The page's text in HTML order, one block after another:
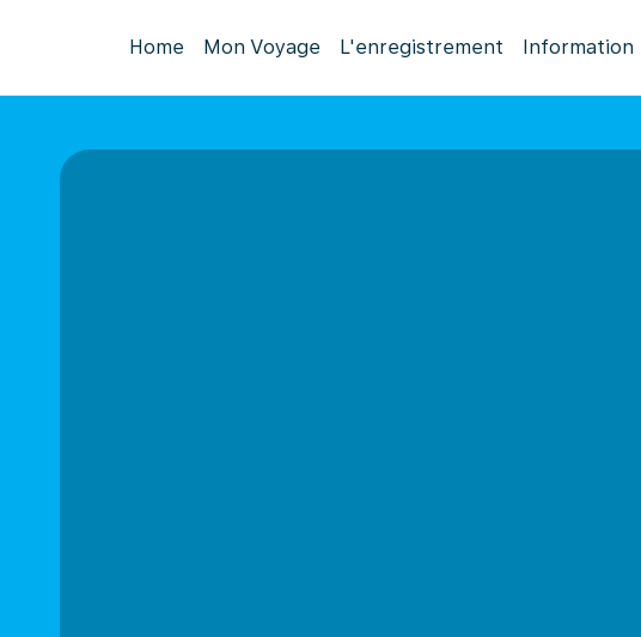
Home Mon Voyage L'enregistrement Information